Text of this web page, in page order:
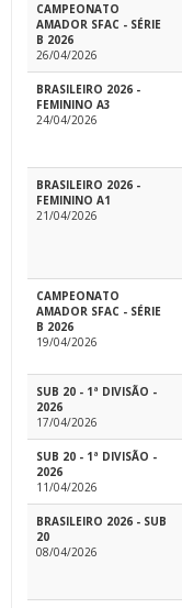
CAMPEONATO
AMADOR SFAC - SÉRIE
B 2026
26/04/2026
BRASILEIRO 2026 -
FEMININO A3
24/04/2026
BRASILEIRO 2026 -
FEMININO A1
21/04/2026
CAMPEONATO
AMADOR SFAC - SÉRIE
B 2026
19/04/2026
SUB 20 - 1ª DIVISÃO -
2026
17/04/2026
SUB 20 - 1ª DIVISÃO -
2026
11/04/2026
BRASILEIRO 2026 - SUB
20
08/04/2026